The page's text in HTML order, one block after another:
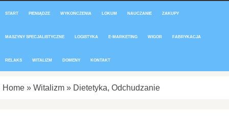
START PIENIĄDZE WYKOŃCZENIA LOKUM NAUCZANIE ZAKUPY
MASZYNY SPECJALISTYCZNE LOGISTYKA E-MARKETING WIGOR FABRYKACJA
RELAKS WITALIZM DOMENY KONTAKT
Home » Witalizm » Dietetyka, Odchudzanie